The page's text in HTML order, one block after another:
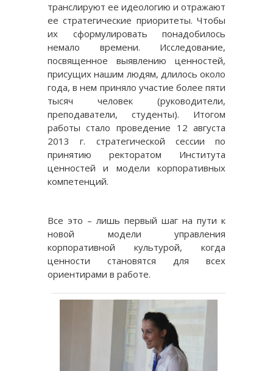
транслируют ее идеологию и отражают
ее стратегические приоритеты. Чтобы
их сформулировать понадобилось
немало времени. Исследование,
посвященное выявлению ценностей,
присущих нашим людям, длилось около
года, в нем приняло участие более пяти
тысяч человек (руководители,
преподаватели, студенты). Итогом
работы стало проведение 12 августа
2013 г. стратегической сессии по
принятию ректоратом Института
ценностей и модели корпоративных
компетенций.
Все это – лишь первый шаг на пути к
новой модели управления
корпоративной культурой, когда
ценности становятся для всех
ориентирами в работе.